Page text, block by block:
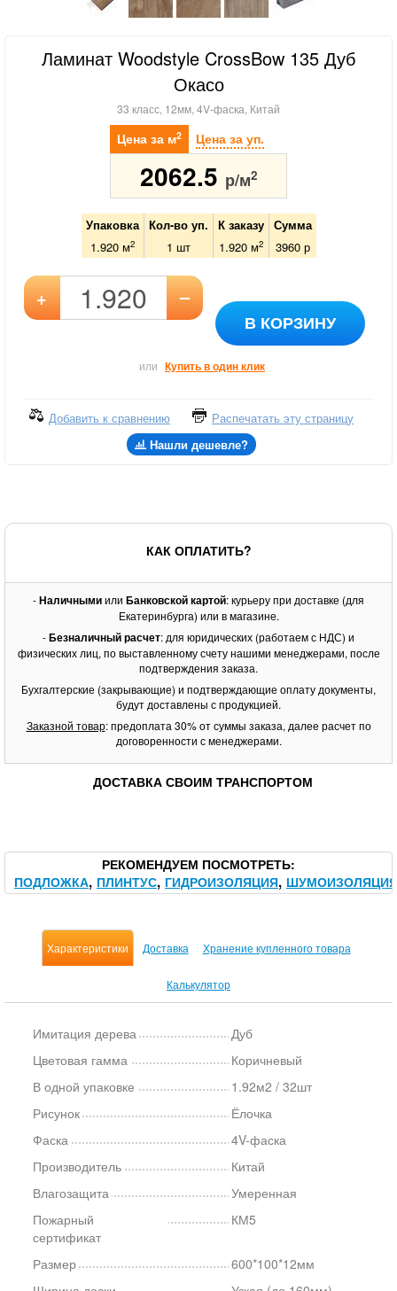
Ламинат Woodstyle CrossBow 135 Дуб
Окасо
33 класс, 12мм, 4V-фаска, Китай
Цена за м2 Цена за уп.
2062.5 р/м2
Упаковка Кол-во уп. К заказу
Сумма
1.920 м2 1 шт 1.920м2 3960р
+ –
В КОРЗИНУ
или Купить в один клик
Добавить к сравнению
Распечатать эту страницу
Нашли дешевле?
КАК ОПЛАТИТЬ?
-Наличнымиили Банковской картой: курьеру при доставке (для
Екатеринбурга) или в магазине.
-Безналичный расчет: для юридических (работаем с НДС) и
физических лиц, по выставленному счету нашими менеджерами, после
подтверждения заказа.
Бухгалтерские (закрывающие) и подтверждающие оплату документы,
будут доставлены с продукцией.
Заказной товар: предоплата 30% от суммы заказа, далее расчет по
договоренности с менеджерами.
ДОСТАВКА СВОИМ ТРАНСПОРТОМ
РЕКОМЕНДУЕМ ПОСМОТРЕТЬ
ПОДЛОЖКА ПЛИНТУС ГИДРОИЗОЛЯЦИЯ ШУМОИЗОЛЯЦИЯ
Характеристики Доставка Хранение купленного товара
Калькулятор
Имитация дерева
Дуб
Цветовая гамма
Коричневый
В одной упаковке
1.92м2 / 32шт
Рисунок
Ёлочка
Фаска
4V-фаска
Производитель
Китай
Влагозащита
Умеренная
Пожарный
сертификат
КМ5
Размер
600*100*12мм